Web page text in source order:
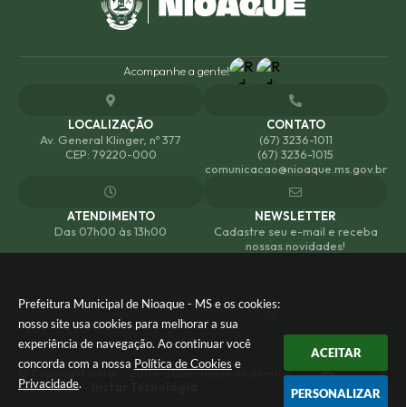
Prefeitura Municipal de Nioaque - MS e os cookies:
nosso site usa cookies para melhorar a sua
experiência de navegação. Ao continuar você
concorda com a nossa Política de Cookies e
Privacidade.
ACEITAR
PERSONALIZAR
Acompanhe a gente!
LOCALIZAÇÃO
Av. General Klinger, nº 377
CEP: 79220-000
CONTATO
(67) 3236-1011
(67) 3236-1015
comunicacao@nioaque.ms.gov.br
ATENDIMENTO
Das 07h00 às 13h00
NEWSLETTER
Cadastre seu e-mail e receba
nossas novidades!
Versão do Sistema:
3.5.3 - 19/06/2026
Portal atualizado em:
© Copyright Instar - 2006-2026. Todos os direitos
reservados -